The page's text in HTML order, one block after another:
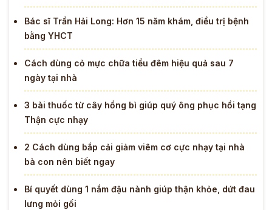
Bác sĩ Trần Hải Long: Hơn 15 năm khám, điều trị bệnh
bằng YHCT
Cách dùng cỏ mực chữa tiểu đêm hiệu quả sau 7
ngày tại nhà
3 bài thuốc từ cây hồng bì giúp quý ông phục hồi tạng
Thận cực nhạy
2 Cách dùng bắp cải giảm viêm cơ cực nhạy tại nhà
bà con nên biết ngay
Bí quyết dùng 1 nắm đậu nành giúp thận khỏe, dứt đau
lưng mỏi gối